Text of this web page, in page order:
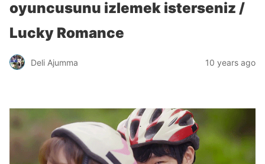
oyuncusunu izlemek isterseniz /
Lucky Romance
Deli Ajumma 10 years ago